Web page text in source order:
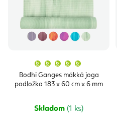
Bodhi Ganges mäkká joga
podložka 183 x 60 cm x 6 mm
produktu
je
5,0
Skladom (1 ks)